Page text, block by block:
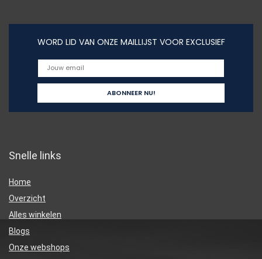
WORD LID VAN ONZE MAILLIJST VOOR EXCLUSIEF
Snelle links
Home
Overzicht
Alles winkelen
Blogs
Onze webshops